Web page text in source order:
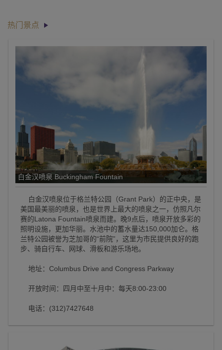
热门景点
白金汉喷泉 Buckingham Fountain
白金汉喷泉位于格兰特公园（Grant Park）的正中央，是
美国最美丽的喷泉，也是世界上最大的喷泉之一，仿照凡尔
赛的Latona Fountain喷泉而建。晚9点后，喷泉开放多彩的
照明设施，更加华丽。水池中的蓄水量达150,000加仑。格
兰特公园被誉为芝加哥的“前院”，这里为市民提供良好的跑
步、骑自行车、网球、滑板和游乐场地。
地址：Columbus Drive and Congress Parkway
开放时间：四月中至十月中：每天8:00-23:00
电话：(312)7427648